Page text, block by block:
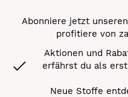
Abonniere jetzt
profitiere von
Aktionen und
erfährst du als
Neue Stoffe